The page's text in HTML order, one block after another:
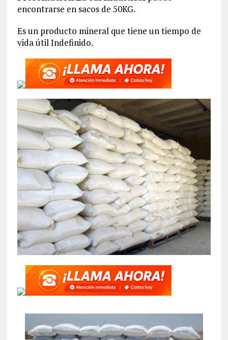
encontrarse en sacos de 50KG.
Es un producto mineral que tiene un tiempo de
vida útil Indefinido.